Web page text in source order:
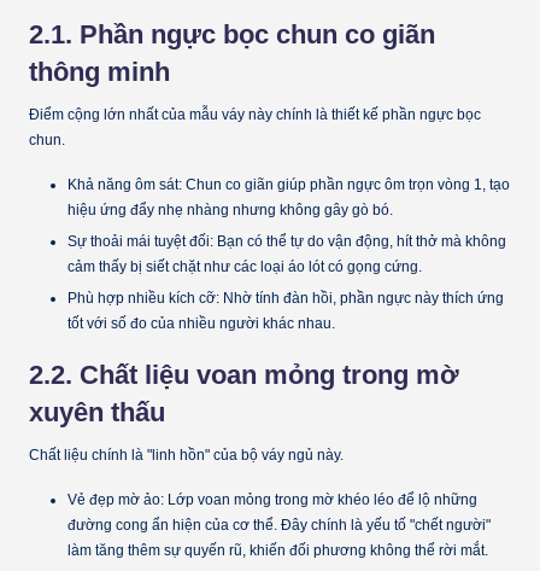
2.1. Phần ngực bọc chun co giãn
thông minh
Điểm cộng lớn nhất của mẫu váy này chính là thiết kế phần ngực bọc
chun.
Khả năng ôm sát: Chun co giãn giúp phần ngực ôm trọn vòng 1, tạo
hiệu ứng đẩy nhẹ nhàng nhưng không gây gò bó.
Sự thoải mái tuyệt đối: Bạn có thể tự do vận động, hít thở mà không
cảm thấy bị siết chặt như các loại áo lót có gọng cứng.
Phù hợp nhiều kích cỡ: Nhờ tính đàn hồi, phần ngực này thích ứng
tốt với số đo của nhiều người khác nhau.
2.2. Chất liệu voan mỏng trong mờ
xuyên thấu
Chất liệu chính là "linh hồn" của bộ váy ngủ này.
Vẻ đẹp mờ ảo: Lớp voan mỏng trong mờ khéo léo để lộ những
đường cong ẩn hiện của cơ thể. Đây chính là yếu tố "chết người"
làm tăng thêm sự quyến rũ, khiến đối phương không thể rời mắt.